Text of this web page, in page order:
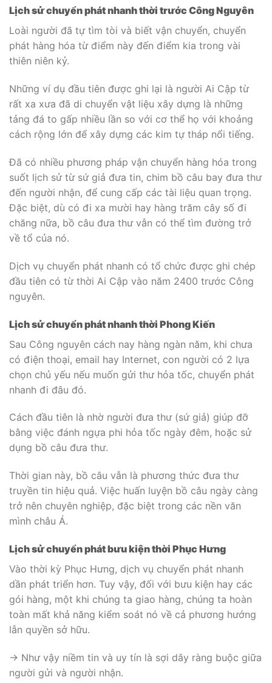
Lịch sử chuyển phát nhanh thời trước Công Nguyên
Loài người đã tự tìm tòi và biết vận chuyển, chuyển
phát hàng hóa từ điểm này đến điểm kia trong vài
thiên niên kỷ.
Những ví dụ đầu tiên được ghi lại là người Ai Cập từ
rất xa xưa đã di chuyển vật liệu xây dựng là những
tảng đá to gấp nhiều lần so với cơ thể họ với khoảng
cách rộng lớn để xây dựng các kim tự tháp nổi tiếng.
Đã có nhiều phương pháp vận chuyển hàng hóa trong
suốt lịch sử từ sứ giả đưa tin, chim bồ câu bay đưa thư
đến người nhận, để cung cấp các tài liệu quan trọng.
Đặc biệt, dù có đi xa mười hay hàng trăm cây số đi
chăng nữa, bồ câu đưa thư vẫn có thể tìm đường trở
về tổ của nó.
Dịch vụ chuyển phát nhanh có tổ chức được ghi chép
đầu tiên có từ thời Ai Cập vào năm 2400 trước Công
nguyên.
Lịch sử chuyển phát nhanh thời Phong Kiến
Sau Công nguyên cách nay hàng ngàn năm, khi chưa
có điện thoại, email hay Internet, con người có 2 lựa
chọn chủ yếu nếu muốn gửi thư hỏa tốc, chuyển phát
nhanh đi đâu đó.
Cách đầu tiên là nhờ người đưa thư (sứ giả) giúp đỡ
bằng việc đánh ngựa phi hỏa tốc ngày đêm, hoặc sử
dụng bồ câu đưa thư.
Thời gian này, bồ câu vẫn là phương thức đưa thư
truyền tin hiệu quả. Việc huấn luyện bồ câu ngày càng
trở nên chuyên nghiệp, đặc biệt trong các nền văn
mình châu Á.
Lịch sử chuyển phátbưu kiệnthời Phục Hưng
Vào thời kỳ Phục Hưng, dịch vụ chuyển phát nhanh
dần phát triển hơn. Tuy vậy, đối với bưu kiện hay các
gói hàng, một khi chúng ta giao hàng, chúng ta hoàn
toàn mất khả năng kiểm soát nó về cả phương hướng
lẫn quyền sở hữu.
-> Như vậy niềm tin và uy tín là sợi dây ràng buộc giữa
người gửi và người nhận.